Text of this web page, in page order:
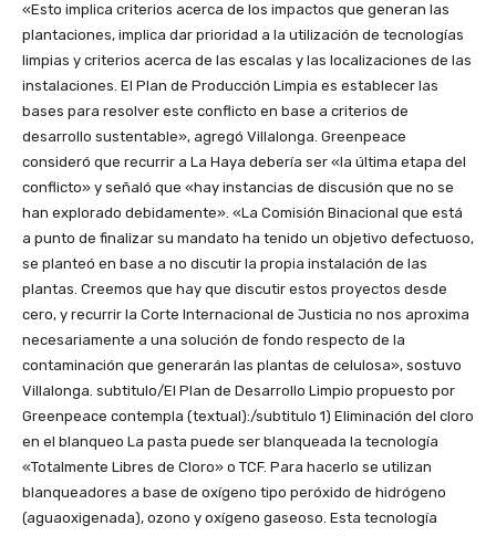
«Esto implica criterios acerca de los impactos que generan las
plantaciones, implica dar prioridad a la utilización de tecnologías
limpias y criterios acerca de las escalas y las localizaciones de las
instalaciones. El Plan de Producción Limpia es establecer las
bases para resolver este conflicto en base a criterios de
desarrollo sustentable», agregó Villalonga. Greenpeace
consideró que recurrir a La Haya debería ser «la última etapa del
conflicto» y señaló que «hay instancias de discusión que no se
han explorado debidamente». «La Comisión Binacional que está
a punto de finalizar su mandato ha tenido un objetivo defectuoso,
se planteó en base a no discutir la propia instalación de las
plantas. Creemos que hay que discutir estos proyectos desde
cero, y recurrir la Corte Internacional de Justicia no nos aproxima
necesariamente a una solución de fondo respecto de la
contaminación que generarán las plantas de celulosa», sostuvo
Villalonga. subtitulo/El Plan de Desarrollo Limpio propuesto por
Greenpeace contempla (textual):/subtitulo 1) Eliminación del cloro
en el blanqueo La pasta puede ser blanqueada la tecnología
«Totalmente Libres de Cloro» o TCF. Para hacerlo se utilizan
blanqueadores a base de oxígeno tipo peróxido de hidrógeno
(aguaoxigenada), ozono y oxígeno gaseoso. Esta tecnología